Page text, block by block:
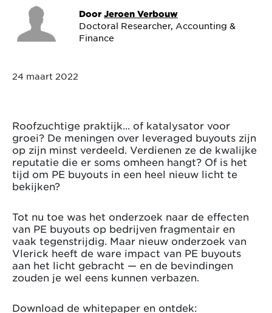
Door Jeroen Verbouw
Doctoral Researcher, Accounting &
Finance
24 maart 2022
Roofzuchtige praktijk... of katalysator voor
groei? De meningen over leveraged buyouts zijn
op zijn minst verdeeld. Verdienen ze de kwalijke
reputatie die er soms omheen hangt? Of is het
tijd om PE buyouts in een heel nieuw licht te
bekijken?
Tot nu toe was het onderzoek naar de effecten
van PE buyouts op bedrijven fragmentair en
vaak tegenstrijdig. Maar nieuw onderzoek van
Vlerick heeft de ware impact van PE buyouts
aan het licht gebracht — en de bevindingen
zouden je wel eens kunnen verbazen.
Download de whitepaper en ontdek: